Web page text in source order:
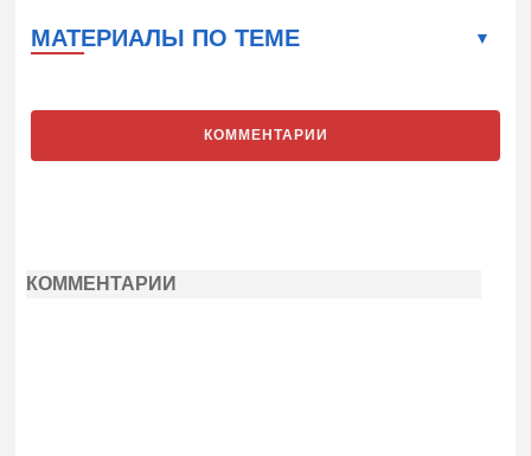
МАТЕРИАЛЫ ПО ТЕМЕ
КОММЕНТАРИИ
КОММЕНТАРИИ